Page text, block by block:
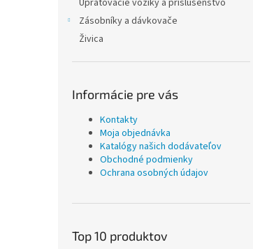
Upratovacie vozíky a príslušenstvo
Zásobníky a dávkovače
Živica
Informácie pre vás
Kontakty
Moja objednávka
Katalógy našich dodávateľov
Obchodné podmienky
Ochrana osobných údajov
Top 10 produktov